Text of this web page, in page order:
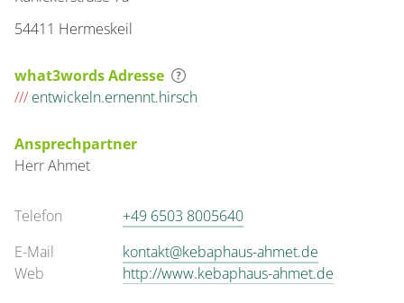
54411 Hermeskeil
what3words Adresse
/// entwickeln.ernennt.hirsch
Ansprechpartner
HerrAhmet
Telefon
+49 6503 8005640
E-Mail
kontakt@kebaphaus-ahmet.de
Web
http://www.kebaphaus-ahmet.de